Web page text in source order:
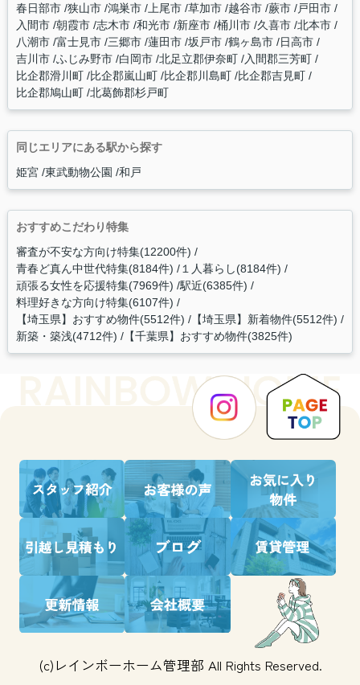
春日部市 狭山市 鴻巣市 上尾市 草加市 越谷市 蕨市 戸田市
入間市 朝霞市 志木市 和光市 新座市 桶川市 久喜市 北本市
八潮市 富士見市 三郷市 蓮田市 坂戸市 鶴ヶ島市 日高市
吉川市 ふじみ野市 白岡市 北足立郡伊奈町 入間郡三芳町
比企郡滑川町 比企郡嵐山町 比企郡川島町 比企郡吉見町
比企郡鳩山町 北葛飾郡杉戸町
同じエリアにある駅から探す
姫宮 東武動物公園 和戸
おすすめこだわり特集
審査が不安な方向け特集(12200件)
青春ど真ん中世代特集(8184件) １人暮らし(8184件)
頑張る女性を応援特集(7969件) 駅近(6385件)
料理好きな方向け特集(6107件)
【埼玉県】おすすめ物件(5512件) 【埼玉県】新着物件(5512件)
新築・築浅(4712件) 【千葉県】おすすめ物件(3825件)
(c)レインボーホーム管理部 All Rights Reserved.